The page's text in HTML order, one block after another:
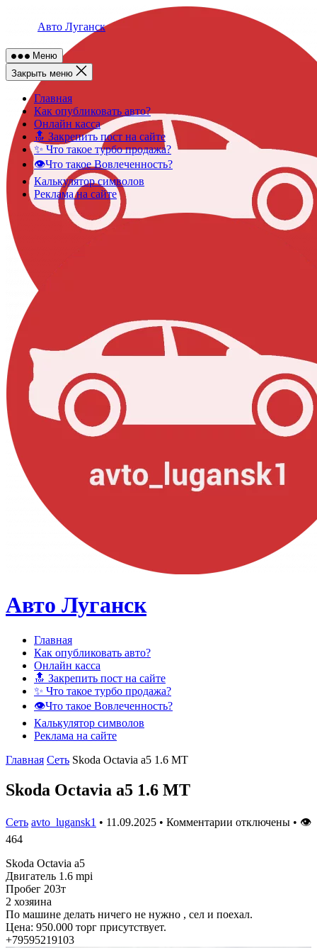
Авто Луганск
Меню
Закрыть меню
Главная
Как опубликовать авто?
Онлайн касса
🔝 Закрепить пост на сайте
✨ Что такое турбо продажа?
👁️Что такое Вовлеченность?
Калькулятор символов
Реклама на сайте
Авто Луганск
Главная
Как опубликовать авто?
Онлайн касса
🔝 Закрепить пост на сайте
✨ Что такое турбо продажа?
👁️Что такое Вовлеченность?
Калькулятор символов
Реклама на сайте
Главная Сеть Skoda Octavia a5 1.6 МТ
Skoda Octavia a5 1.6 МТ
Сеть avto_lugansk1 • 11.09.2025 • Комментарии отключены • 👁
464
Skoda Octavia a5
Двигатель 1.6 mpi
Пробег 203т
2 хозяина
По машине делать ничего не нужно , сел и поехал.
Цена: 950.000 торг присутствует.
+79595219103